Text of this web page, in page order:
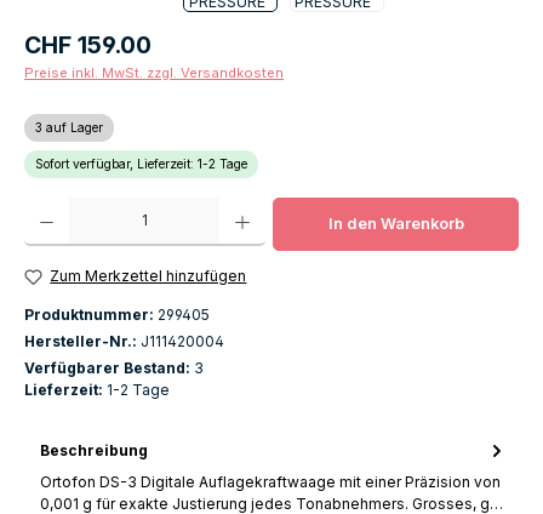
Regulärer Preis:
CHF 159.00
Preise inkl. MwSt. zzgl. Versandkosten
3 auf Lager
Sofort verfügbar, Lieferzeit: 1-2 Tage
Produkt Anzahl: Gib den gewünschten Wert ein oder benutze die
In den Warenkorb
Zum Merkzettel hinzufügen
Produktnummer: 299405
Hersteller-Nr.: J111420004
Verfügbarer Bestand: 3
Lieferzeit: 1-2 Tage
Beschreibung
Ortofon DS-3 Digitale Auflagekraftwaage mit einer Präzision von
0,001 g für exakte Justierung jedes Tonabnehmers. Grosses, g…